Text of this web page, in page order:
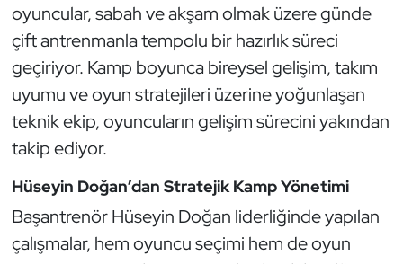
oyuncular, sabah ve akşam olmak üzere günde
çift antrenmanla tempolu bir hazırlık süreci
geçiriyor. Kamp boyunca bireysel gelişim, takım
uyumu ve oyun stratejileri üzerine yoğunlaşan
teknik ekip, oyuncuların gelişim sürecini yakından
takip ediyor.
Hüseyin Doğan’dan Stratejik Kamp Yönetimi
Başantrenör Hüseyin Doğan liderliğinde yapılan
çalışmalar, hem oyuncu seçimi hem de oyun
Judo ve Kuraş
Kano ve Rafting
Karate
Kayak
Kick Boks